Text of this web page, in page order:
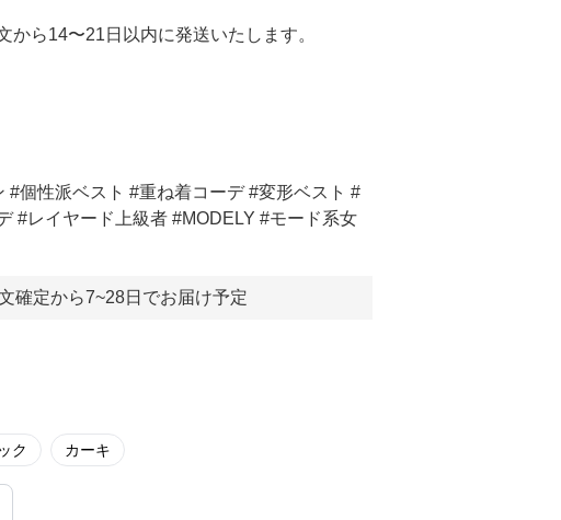
から14〜21日以内に発送いたします。
#個性派ベスト #重ね着コーデ #変形ベスト #
#レイヤード上級者 #MODELY #モード系女
確定から7~28日でお届け予定
ク カーキ